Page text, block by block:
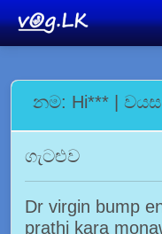
නම: Hi*** |
ගැටළුව
Dr virgin bump
prathi kara